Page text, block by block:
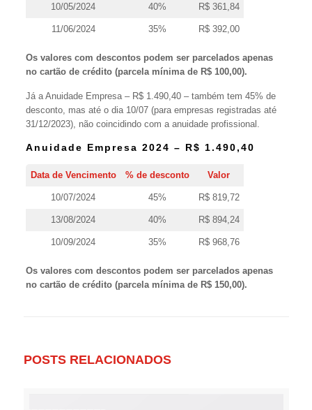
10/05/2024 40% R$ 361,84
11/06/2024 35% R$ 392,00
Os valores com descontos podem ser parcelados apenas
no cartão de crédito (parcela mínima de R$ 100,00).
Já a Anuidade Empresa – R$ 1.490,40 – também tem 45% de
desconto, mas até o dia 10/07 (para empresas registradas até
31/12/2023), não coincidindo com a anuidade profissional.
Anuidade Empresa 2024 – R$ 1.490,40
Data de Vencimento % de desconto Valor
10/07/2024 45% R$ 819,72
13/08/2024 40% R$ 894,24
10/09/2024 35% R$ 968,76
Os valores com descontos podem ser parcelados apenas
no cartão de crédito (parcela mínima de R$ 150,00).
POSTS RELACIONADOS